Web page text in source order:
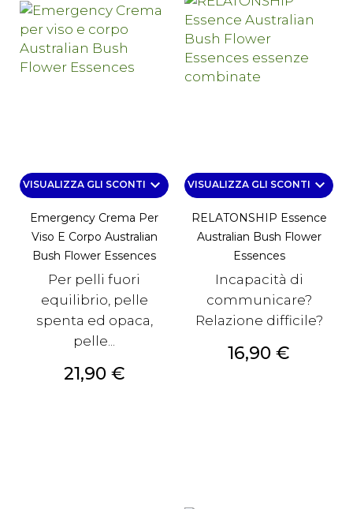
VISUALIZZA GLI SCONTI keyboard_arrow_down
Emergency Crema Per
Viso E Corpo Australian
Bush Flower Essences
Per pelli fuori
equilibrio, pelle
spenta ed opaca,
pelle...
Prezzo
21,90 €
VISUALIZZA GLI SCONTI keyboard_arrow_down
RELATONSHIP Essence
Australian Bush Flower
Essences
Incapacità di
communicare?
Relazione difficile?
Prezzo
16,90 €